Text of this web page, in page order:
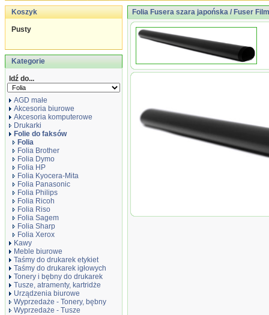
Koszyk
Pusty
Kategorie
Idź do...
AGD małe
Akcesoria biurowe
Akcesoria komputerowe
Drukarki
Folie do faksów
Folia
Folia Brother
Folia Dymo
Folia HP
Folia Kyocera-Mita
Folia Panasonic
Folia Philips
Folia Ricoh
Folia Riso
Folia Sagem
Folia Sharp
Folia Xerox
Kawy
Meble biurowe
Taśmy do drukarek etykiet
Taśmy do drukarek igłowych
Tonery i bębny do drukarek
Tusze, atramenty, kartridże
Urządzenia biurowe
Wyprzedaże - Tonery, bębny
Wyprzedaże - Tusze
Folia Fusera szara japońska / Fuser